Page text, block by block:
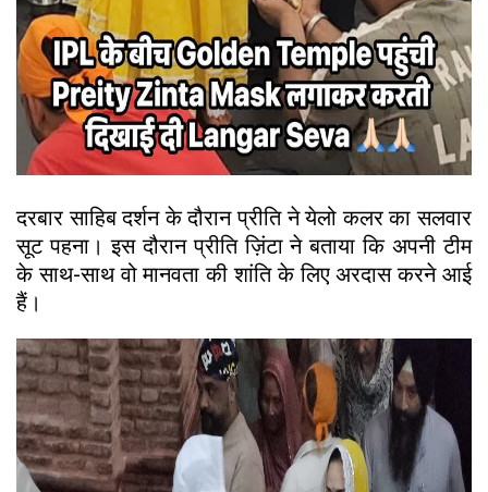
दरबार साहिब दर्शन के दौरान प्रीति ने येलो कलर का सलवार
सूट पहना। इस दौरान प्रीति ज़िंटा ने बताया कि अपनी टीम
के साथ-साथ वो मानवता की शांति के लिए अरदास करने आई
हैं।